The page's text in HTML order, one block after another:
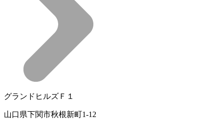
グランドヒルズＦ１
山口県下関市秋根新町1-12